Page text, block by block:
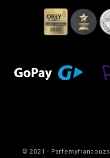
© 2021 -